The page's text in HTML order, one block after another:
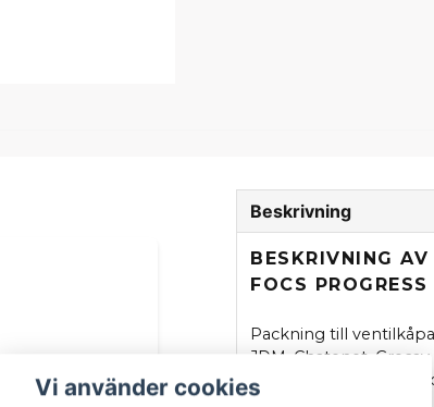
Beskrivning
BESKRIVNING
FOCS
Packning till
JDM, Chatenet,
502 Focs / Progress-
Vi använder cookies